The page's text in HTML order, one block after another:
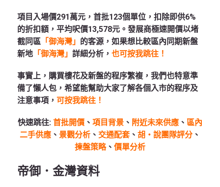
項目入場價291萬元，首批123個單位，扣除即供6%
的折扣額，平均呎價13,578元。發展商極速開價以堵
截同區 「御海灣」 的客源，如果想比較區內同期新盤
新地 「御海灣」 詳細分析， 也可按我跳往！
事實上，購買樓花及新盤的程序繁複，我們也特意準
備了懶人包，希望能幫助大家了解各個入市的程序及
注意事項， 可按我跳往！
快速跳往: 首批開價 、 項目背景 、 附近未來供應 、 區內
二手供應 、 景觀分析 、 交通配套、 胡‧說團隊評分 、
揀盤策略、 價單分析
帝御．金灣資料